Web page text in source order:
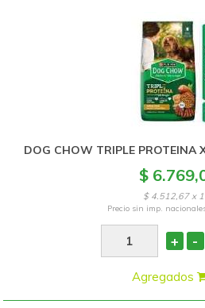
DOG CHOW TRIPLE PROTEINA
$
$ 4.512,67 x
Precio sin imp.
+ -
Agregados